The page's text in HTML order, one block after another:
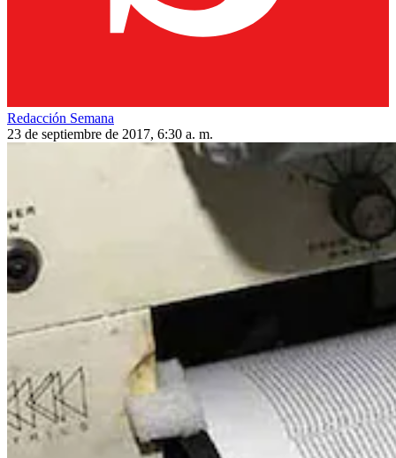
Redacción Semana
23 de septiembre de 2017, 6:30 a. m.